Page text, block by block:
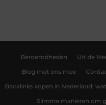
Beroemdheden Uit de
Blog met ons mee
Backlinks kopen in Nederland:
Slimme manieren om